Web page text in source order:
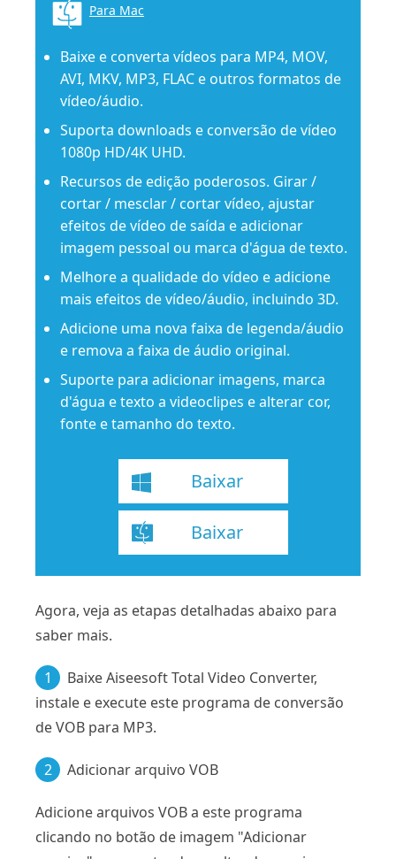
Para Mac
Baixe e converta vídeos para MP4, MOV,
AVI, MKV, MP3, FLAC e outros formatos de
vídeo/áudio.
Suporta downloads e conversão de vídeo
1080p HD/4K UHD.
Recursos de edição poderosos. Girar /
cortar / mesclar / cortar vídeo, ajustar
efeitos de vídeo de saída e adicionar
imagem pessoal ou marca d'água de texto.
Melhore a qualidade do vídeo e adicione
mais efeitos de vídeo/áudio, incluindo 3D.
Adicione uma nova faixa de legenda/áudio
e remova a faixa de áudio original.
Suporte para adicionar imagens, marca
d'água e texto a videoclipes e alterar cor,
fonte e tamanho do texto.
Baixar
Baixar
Agora, veja as etapas detalhadas abaixo para
saber mais.
1
Baixe Aiseesoft Total Video Converter,
instale e execute este programa de conversão
de VOB para MP3.
2 Adicionar arquivo VOB
Adicione arquivos VOB a este programa
clicando no botão de imagem "Adicionar